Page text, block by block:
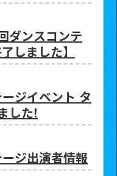
ダンスコンテ
しました】
ジイベント タ
した!
ジ出演者情報